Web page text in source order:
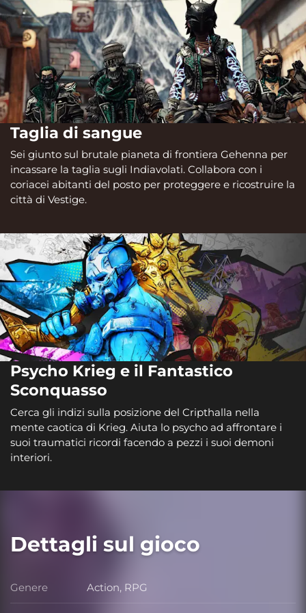
Taglia di sangue
Sei giunto sul brutale pianeta di frontiera Gehenna per
incassare la taglia sugli Indiavolati. Collabora con i
coriacei abitanti del posto per proteggere e ricostruire la
città di Vestige.
Psycho Krieg e il Fantastico
Sconquasso
Cerca gli indizi sulla posizione del Cripthalla nella
mente caotica di Krieg. Aiuta lo psycho ad affrontare i
suoi traumatici ricordi facendo a pezzi i suoi demoni
interiori.
Dettagli sul gioco
Genere Genere
Action, RPG